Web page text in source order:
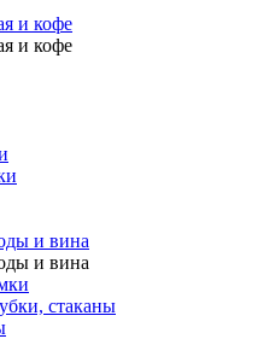
и кофе
и кофе
и вина
и вина
стаканы